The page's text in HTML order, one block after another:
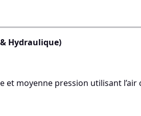
Hydraulique)
et moyenne pression utilisant